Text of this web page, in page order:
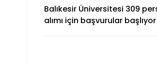
Balıkesir Üniversitesi 309
alımı için başvurular başlıyor